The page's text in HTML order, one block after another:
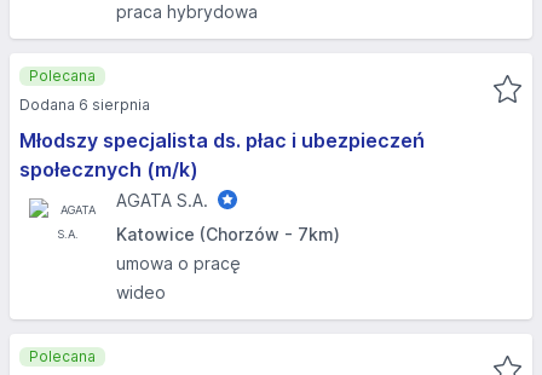
praca hybrydowa
Młodszy specjalista ds. płac i ubezpieczeń
społecznych (m/k)
AGATA S.A.
Katowice (Chorzów - 7km)
umowa o pracę
wideo
Polecana
Dodana 6 sierpnia
Polecana